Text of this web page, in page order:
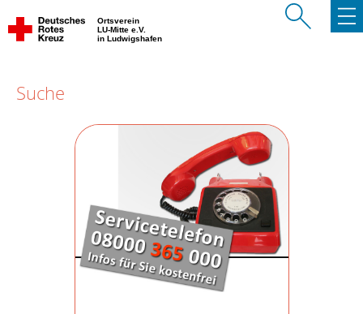
Ortsverein
LU-Mitte e.V.
in Ludwigshafen
Suche